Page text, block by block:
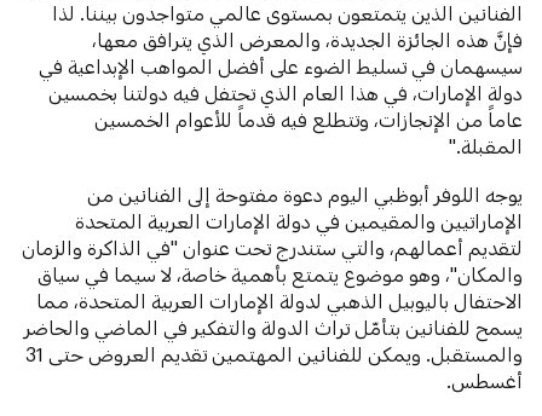
الفنانين الذين يتمتعون بمستوى عالمي متواجدون بيننا. لذا
فإنَّ هذه الجائزة الجديدة، والمعرض الذي يترافق معها،
سيسهمان في تسليط الضوء على أفضل المواهب الإبداعية في
دولة الإمارات، في هذا العام الذي تحتفل فيه دولتنا بخمسين
عاماً من الإنجازات، وتتطلع فيه قدماً للأعوام الخمسين
المقبلة."
يوجه اللوفر أبوظبي اليوم دعوة مفتوحة إلى الفنانين من
الإماراتيين والمقيمين في دولة الإمارات العربية المتحدة
لتقديم أعمالهم، والتي ستندرج تحت عنوان "في الذاكرة والزمان
والمكان"، وهو موضوع يتمتع بأهمية خاصة، لا سيما في سياق
الاحتفال باليوبيل الذهبي لدولة الإمارات العربية المتحدة، مما
يسمح للفنانين بتأمّل تراث الدولة والتفكير في الماضي والحاضر
والمستقبل. ويمكن للفنانين المهتمين تقديم العروض حتى 31
أغسطس.